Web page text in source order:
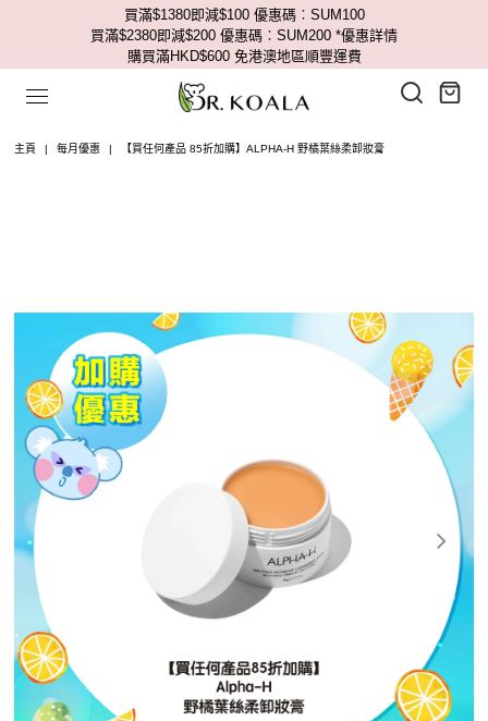
買滿$1380即減$100 優惠碼︰SUM100
買滿$2380即減$200 優惠碼︰SUM200 *優惠詳情
購買滿HKD$600 免港澳地區順豐運費
主頁 | 每月優惠 | 【買任何產品 85折加購】ALPHA-H 野橘葉絲柔卸妝膏